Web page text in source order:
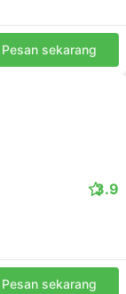
Pesan sekarang
3.9
Pesan sekarang